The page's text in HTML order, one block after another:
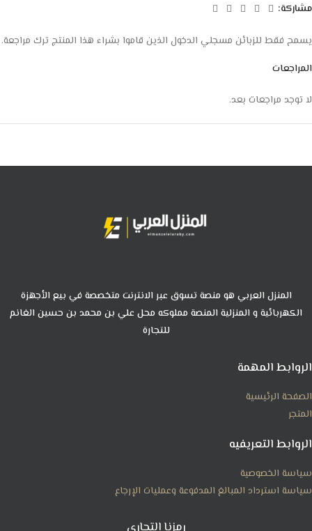
مشاركة:
المراجعات
لا توجد مراجعات بعد.
يسمح فقط للزبائن مسجلي الدخول الذين قاموا بشراء هذا المنتج ترك مراجعة.
المنزل العربي هو منصة تسوق عبر الانترنت متخصصة في بيع الأجهزة
الكهربائية و المنزلية المنصة مملوكه محل علي بن محمد بن حسين الغانم
للتجارة
الروابط المهمة
الصفحة الرئيسية
المتجر
الروابط التعريفيه
سياسة الخصوصية
سياسة استرداد المبالغ المدفوعة وعمليات الإرجاع